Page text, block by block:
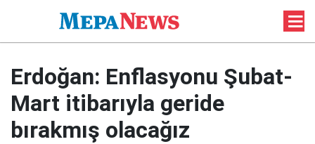
Erdoğan: Enflasyonu Şubat-
Mart itibarıyla geride
bırakmış olacağız